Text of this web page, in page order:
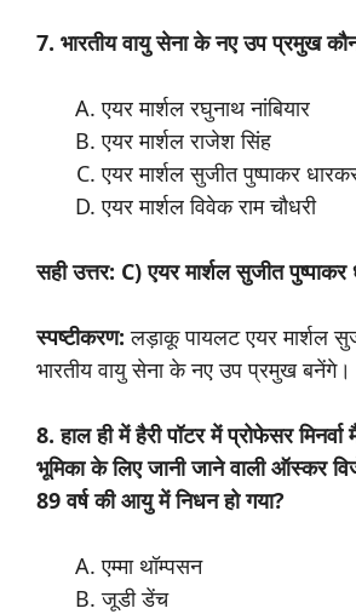
7. भारतीय वायु सेना के नए उप प्रमुख
एयर मार्शल रघुनाथ नांबियार
एयर मार्शल राजेश सिंह
एयर मार्शल सुजीत पुष्पाकर
एयर मार्शल विवेक राम चौधरी
सही उत्तर: C) एयर मार्शल सुजीत पुष्पाकर
स्पष्टीकरण: लड़ाकू पायलट एयर मार्शल
भारतीय वायु सेना के नए उप प्रमुख बनेंगे।
8. हाल ही में हैरी पॉटर में प्रोफेसर
भूमिका के लिए जानी जाने वाली ऑस्कर
89 वर्ष की आयु में निधन हो गया?
एम्मा थॉम्पसन
जूडी डेंच